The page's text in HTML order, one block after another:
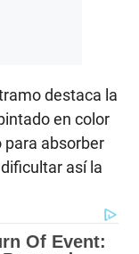
destaca la
en color
para absorber
así la